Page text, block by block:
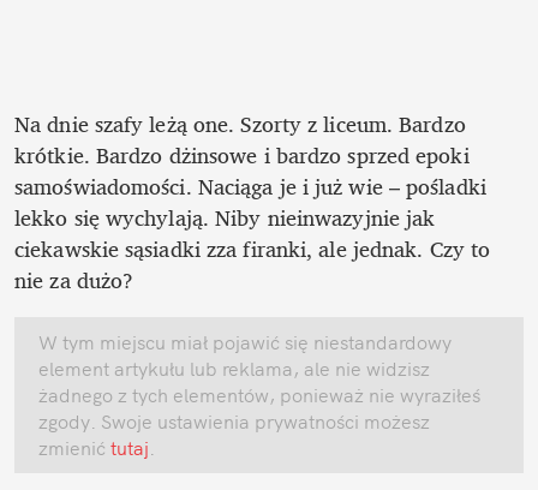
Na dnie szafy leżą one. Szorty z liceum. Bardzo
krótkie. Bardzo dżinsowe i bardzo sprzed epoki
samoświadomości. Naciąga je i już wie – pośladki
lekko się wychylają. Niby nieinwazyjnie jak
ciekawskie sąsiadki zza firanki, ale jednak. Czy to
nie za dużo?
W tym miejscu miał pojawić się niestandardowy
element artykułu lub reklama, ale nie widzisz
żadnego z tych elementów, ponieważ nie wyraziłeś
zgody. Swoje ustawienia prywatności możesz
zmienić tutaj.